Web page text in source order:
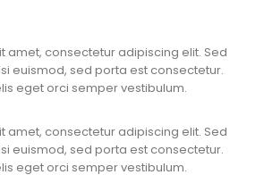
amet, consectetur adipiscing elit. Sed
euismod, sed porta est consectetur.
eget orci semper vestibulum.
amet, consectetur adipiscing elit. Sed
euismod, sed porta est consectetur.
eget orci semper vestibulum.